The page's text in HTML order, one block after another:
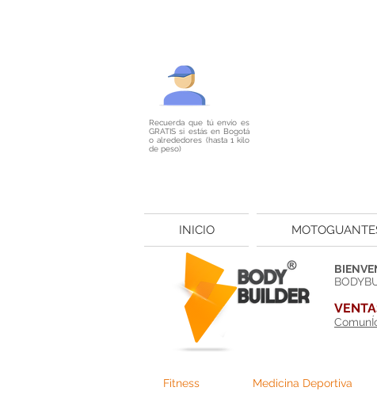
Recuerda que tú envío es
GRATIS si estás en Bogotá
o alrededores (hasta 1 kilo
de peso)
INICIO
Fitness Medicina Deportiva